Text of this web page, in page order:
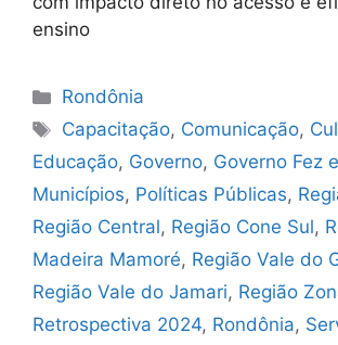
ensino
Categorias
Rondônia
Tags
Capacitação, Comunicação,
Educação, Governo, Governo Fez
Municípios, Políticas Públicas,
Região Central, Região Cone Sul,
Madeira Mamoré, Região Vale do
Região Vale do Jamari, Região
Retrospectiva 2024, Rondônia,